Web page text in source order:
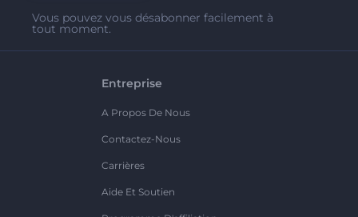
Vous pouvez vous désabonner facilement à
tout moment.
Entreprise
A Propos De Nous
Contactez-Nous
Carrières
Aide Et Soutien